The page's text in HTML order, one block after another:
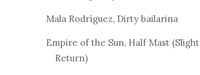
Mala Rodríguez, Dirty bailarina
Empire of the Sun, Half Mast (Slight
Return)